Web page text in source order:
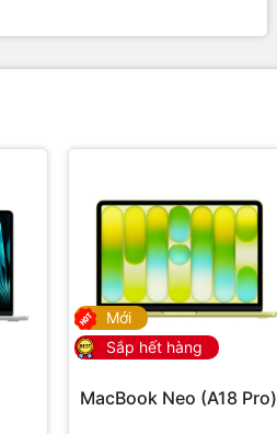
Mới
Sắp hết hàng
MacBook Neo (A18 Pro)